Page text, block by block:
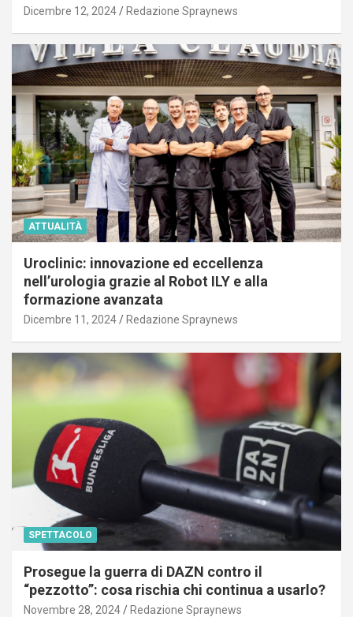
Dicembre 12, 2024 Redazione Spraynews
ATTUALITÀ
Uroclinic: innovazione ed eccellenza
nell’urologia grazie al Robot ILY e alla
formazione avanzata
Dicembre 11, 2024 Redazione Spraynews
SPETTACOLO
Prosegue la guerra di DAZN contro il
“pezzotto”: cosa rischia chi continua a usarlo?
Novembre 28, 2024 Redazione Spraynews